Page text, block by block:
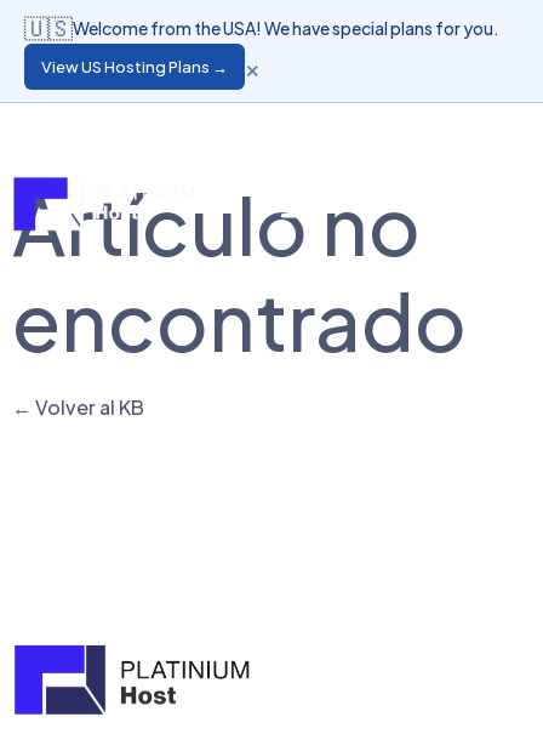
🇺🇸Welcome from the USA! We have special plans for you.
View US Hosting Plans → ×
Artículo no
encontrado
← Volver al KB